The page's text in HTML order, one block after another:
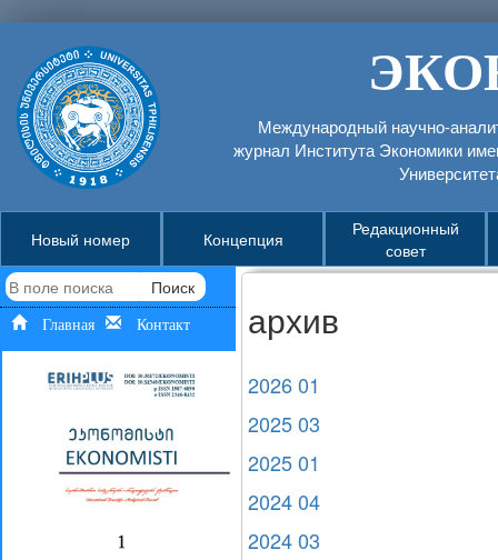
Международный научно-
журнал Института Экономики
Новый номер Концепция
Редакционный
совет
Поиск
Главная Контакт архив
2026 01
2025 03
2025 01
2024 04
2024 03